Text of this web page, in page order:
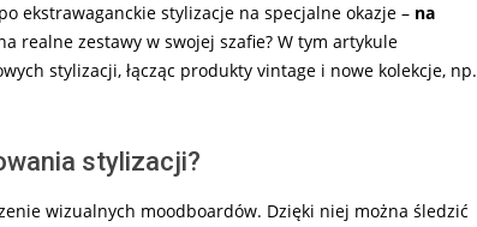
ekstrawaganckie stylizacje na specjalne okazje – na
realne zestawy w swojej szafie? W tym artykule
stylizacji, łącząc produkty vintage i nowe kolekcje, np.
stylizacji?
wizualnych moodboardów. Dzięki niej można śledzić